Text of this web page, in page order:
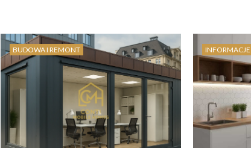
BUDOWA I REMONT INFORMACJE